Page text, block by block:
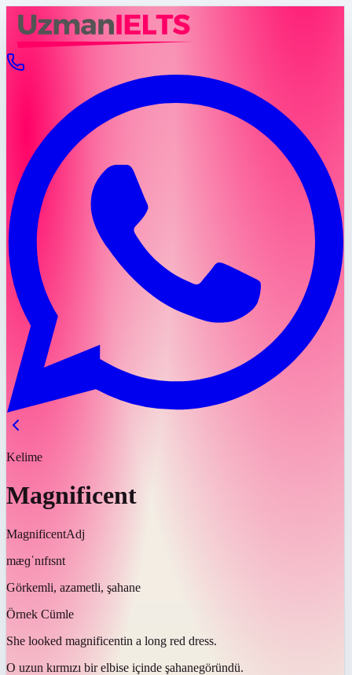
Kelime
Magnificent
MagnificentAdj
mæɡˈnɪfɪsnt
Görkemli, azametli, şahane
Örnek Cümle
She looked magnificentin a long red dress.
O uzun kırmızı bir elbise içinde şahanegöründü.